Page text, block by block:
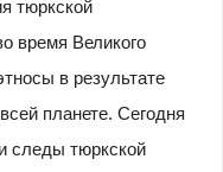
тюркской
время Великого
в результате
планете. Сегодня
следы тюркской